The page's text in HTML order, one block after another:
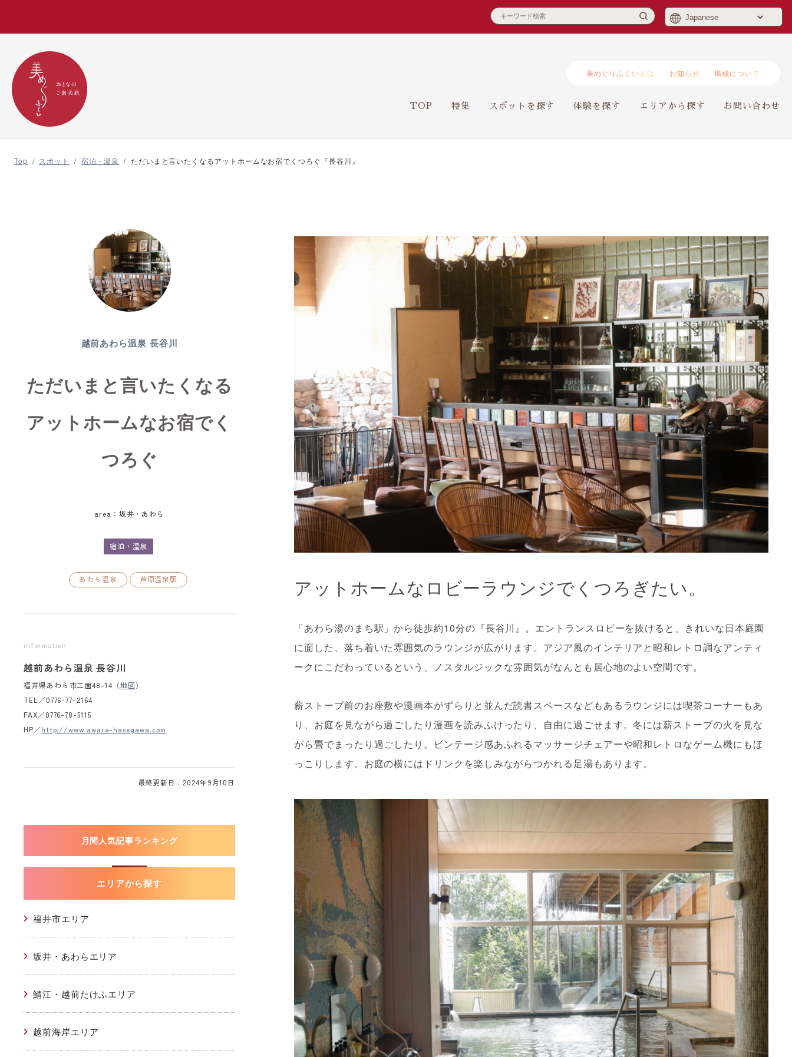
美めぐりふくいとは お知らせ 掲載について
TOP 特集 スポットを探す 体験を探す エリアから探す お問い合わせ
Top / スポット / 宿泊・温泉 / ただいまと言いたくなるアットホームなお宿でくつろぐ『長谷川』
越前あわら温泉 長谷川
ただいまと言いたくなる
アットホームなお宿でく
つろぐ
area：坂井・あわら
宿泊・温泉
あわら温泉 芦原温泉駅
information
越前あわら温泉 長谷川
福井県あわら市二面48-14（地図）
TEL／0776-77-2164
FAX／0776-78-5115
HP／http://www.awara-hasegawa.com
最終更新日 : 2024年9月10日
月間人気記事ランキング
エリアから探す
福井市エリア
坂井・あわらエリア
鯖江・越前たけふエリア
越前海岸エリア
アットホームなロビーラウンジでくつろぎたい。
「あわら湯のまち駅」から徒歩約10分の『長谷川』。エントランスロビーを抜けると、きれいな日本庭園
に面した、落ち着いた雰囲気のラウンジが広がります。アジア風のインテリアと昭和レトロ調なアンティ
ークにこだわっているという、ノスタルジックな雰囲気がなんとも居心地のよい空間です。
薪ストーブ前のお座敷や漫画本がずらりと並んだ読書スペースなどもあるラウンジには喫茶コーナーもあ
り、お庭を見ながら過ごしたり漫画を読みふけったり、自由に過ごせます。冬には薪ストーブの火を見な
がら畳でまったり過ごしたり。ビンテージ感あふれるマッサージチェアーや昭和レトロなゲーム機にもほ
っこりします。お庭の横にはドリンクを楽しみながらつかれる足湯もあります。